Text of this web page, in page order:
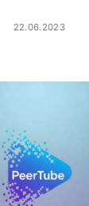
22.06.2023